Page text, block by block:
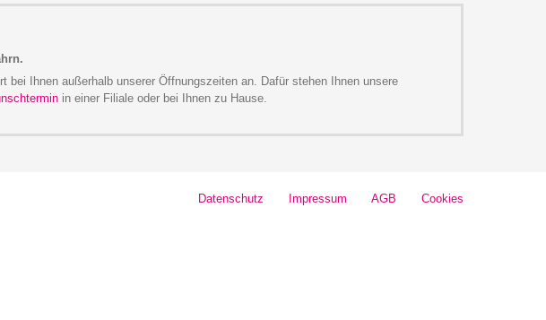
Ihnen außerhalb unserer Öffnungszeiten an. Dafür stehen Ihnen unsere
in einer Filiale oder bei Ihnen zu Hause.
Datenschutz Impressum AGB Cookies